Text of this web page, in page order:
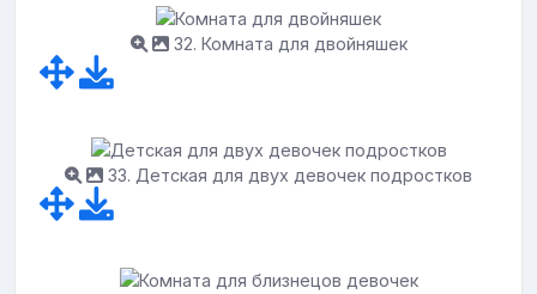
32. Комната для двойняшек
33. Детская для двух девочек подростков